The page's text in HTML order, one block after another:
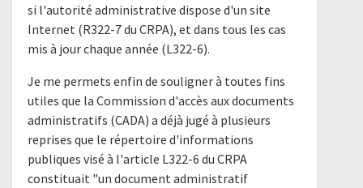
si l'autorité administrative dispose d'un site
Internet (R322-7 du CRPA), et dans tous les cas
mis à jour chaque année (L322-6).
Je me permets enfin de souligner à toutes fins
utiles que la Commission d'accès aux documents
administratifs (CADA) a déjà jugé à plusieurs
reprises que le répertoire d'informations
publiques visé à l'article L322-6 du CRPA
constituait "un document administratif